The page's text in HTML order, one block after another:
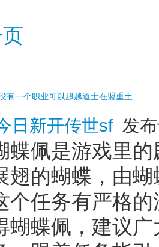
有一个职业可以超越道士在盟重土…
日新开传世sf 发
蝶佩是游戏里
翅的蝴蝶，由
个任务有严格
蝴蝶佩，建议